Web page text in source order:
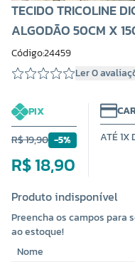
TECIDO TRICOLINE
ALGODÃO 50CM X
Código:24459
Ler 0
PIX
R$ 19,90 -5%
R$ 18,90
ATÉ 1X
Produto indisponível
Preencha os campos para
ao estoque!